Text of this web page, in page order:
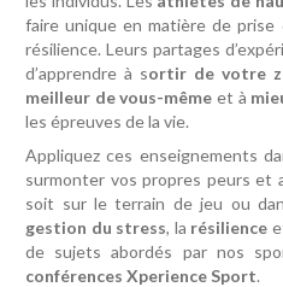
faire unique en matière de
résilience. Leurs partages
d’apprendre à sortir de votre
meilleur de vous-même et à
les épreuves de la vie.
Appliquez ces enseignements
surmonter vos propres peurs et
soit sur le terrain de jeu ou
gestion du stress, la résilience
de sujets abordés par nos
conférences Xperience Sport.